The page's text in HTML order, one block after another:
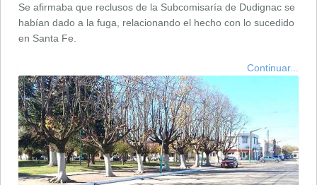
Se afirmaba que reclusos de la Subcomisaría de Dudignac se
habían dado a la fuga, relacionando el hecho con lo sucedido
en Santa Fe.
Continuar...